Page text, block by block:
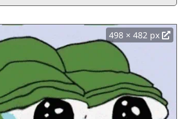
498 × 482 px